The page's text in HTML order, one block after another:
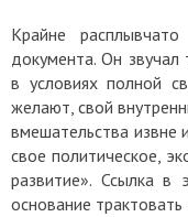
Крайне
документа. Он
в условиях полной
желают, свой
вмешательства извне
свое политическое,
развитие». Ссылка в
основание